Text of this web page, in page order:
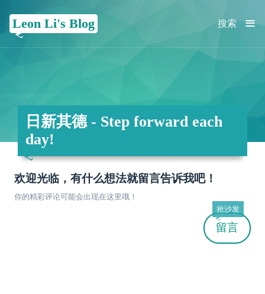
Leon Li's Blog ≡
搜索
日新其德 - Step forward each
day!
欢迎光临，有什么想法就留言告诉我吧！
你的精彩评论可能会出现在这里哦！
留言
抢沙发